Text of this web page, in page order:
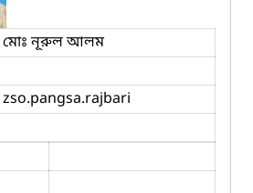
মোঃ নূরুল আলম
zso.pangsa.rajbari